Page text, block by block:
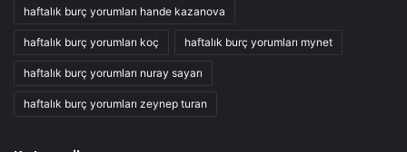
haftalık burç yorumları hande kazanova
haftalık burç yorumları koç haftalık burç yorumları mynet
haftalık burç yorumları nuray sayarı
haftalık burç yorumları zeynep turan